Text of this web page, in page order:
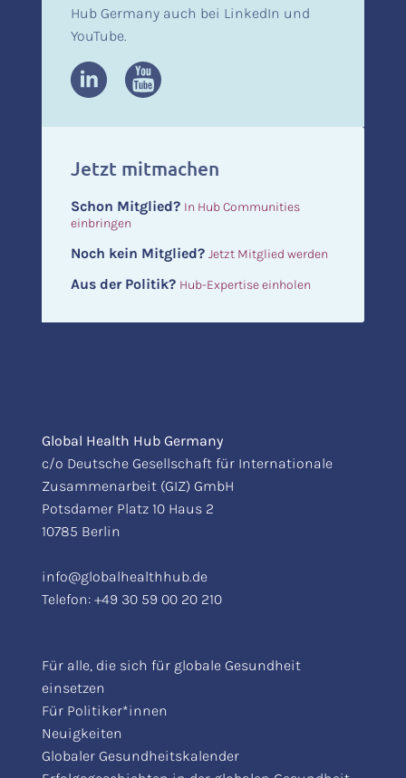
Hub Germany auch bei LinkedIn und
YouTube.
Jetzt mitmachen
Schon Mitglied? In Hub Communities
einbringen
Noch kein Mitglied? Jetzt Mitglied werden
Aus der Politik? Hub-Expertise einholen
Global Health Hub Germany
c/o Deutsche Gesellschaft für Internationale
Zusammenarbeit (GIZ) GmbH
Potsdamer Platz 10 Haus 2
10785 Berlin
info@globalhealthhub.de
Telefon: +49 30 59 00 20 210
Für alle, die sich für globale Gesundheit
einsetzen
Für Politiker*innen
Neuigkeiten
Globaler Gesundheitskalender